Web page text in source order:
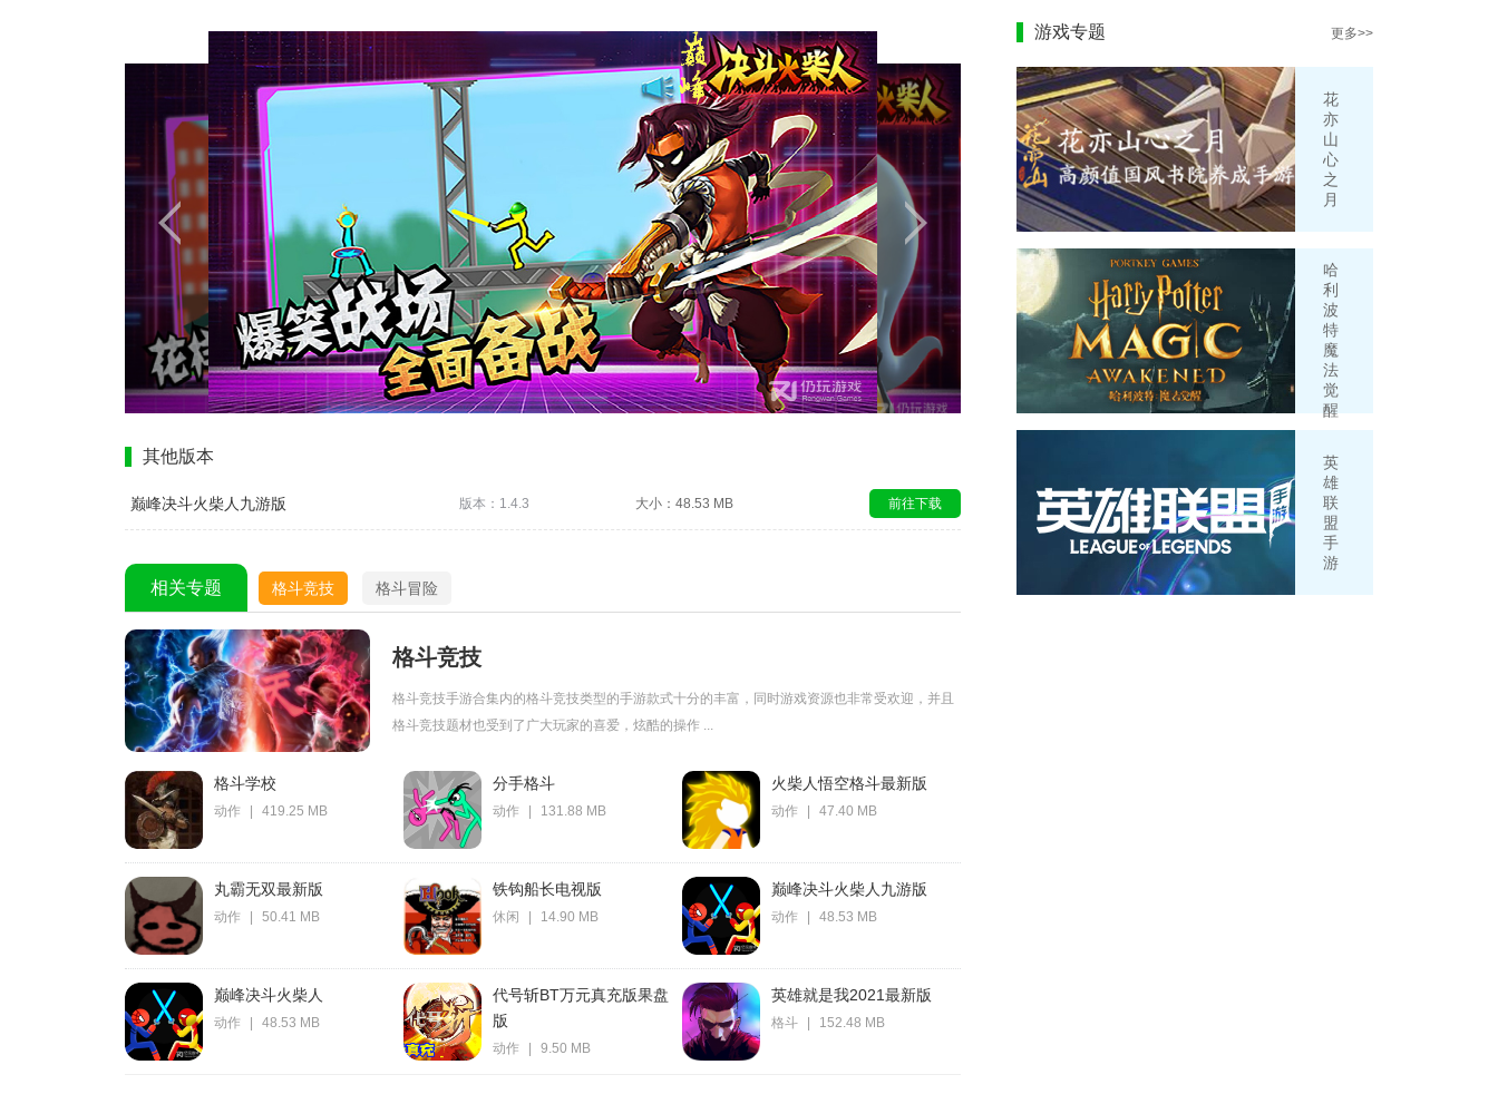
其他版本
巅峰决斗火柴人九游版 版本：1.4.3 大小：48.53 MB 前往下载
相关专题 格斗竞技 格斗冒险
格斗竞技
格斗竞技手游合集内的格斗竞技类型的手游款式十分的丰富，同时游戏资源也非常受欢迎，并且
格斗竞技题材也受到了广大玩家的喜爱，炫酷的操作 ...
格斗学校
动作 419.25 MB
分手格斗
动作 131.88 MB
火柴人悟空格斗最新版
动作 47.40 MB
丸霸无双最新版
动作 50.41 MB
铁钩船长电视版
休闲 14.90 MB
巅峰决斗火柴人九游版
动作 48.53 MB
巅峰决斗火柴人
动作 48.53 MB
代号斩BT万元真充版果盘
版
动作 9.50 MB
英雄就是我2021最新版
格斗 152.48 MB
游戏专题 更多>>
花
亦
山
心
之
月
哈
利
波
特
魔
法
觉
醒
英
雄
联
盟
手
游